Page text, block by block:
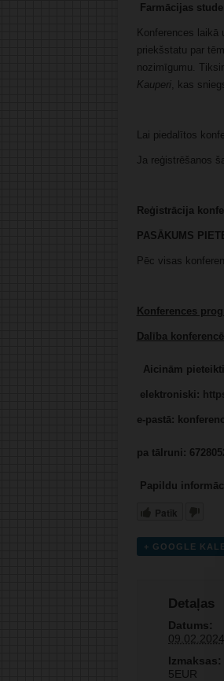
Farmācijas
Konferences
priekšstatu par
nozimīgumu.
Kauperi, kas
Lai piedalītos
Ja reģistrēšanos
Reģistrācija
PASĀKUMS
Pēc visas
Konferences
Dalība
Aicinām
elektroniski:
e-pastā:
pa tālruni:
Papildu
Patīk
+ GOOGLE
Detaļas
Datums:
09.02.2024
Izmaksas:
5EUR